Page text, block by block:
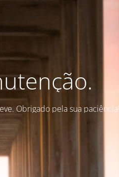
Obrigado pela sua